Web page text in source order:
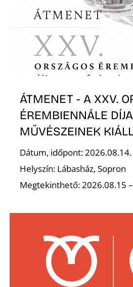
ÁTMENET - A XXV.
ÉREMBIENNÁLE
MŰVÉSZEINEK
Dátum, időpont:
Helyszín: Lábasház, Sopron
Megtekinthető: 2026.08.15